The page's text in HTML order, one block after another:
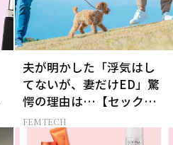
夫が明かした「浮気はし
てないが、妻だけED」驚
愕の理由は…【セックス
レス AND THE CITY -女た
ちの告白-】
FEMTECH